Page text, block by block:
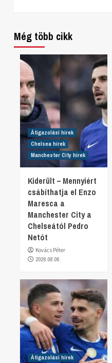
Még több cikk
Átigazolási hírek
Chelsea hírek
Manchester City hírek
Kiderült – Mennyiért
csábíthatja el Enzo
Maresca a
Manchester City a
Chelseától Pedro
Netót
Kovács Péter
2026.08.06.
Átigazolási hírek